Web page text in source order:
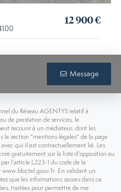
12 900 €
Message
du Réseau AGENTYS relatif à
de prestation de services, le
recourir à un médiateur, dont les
la section "mentions légales" de la page
qui il est contractuellement lié. Les
gratuitement sur la liste d’opposition au
l’article L223-1 du code de la
En validant un
que les informations saisies dans ce
traitées pour permettre de me